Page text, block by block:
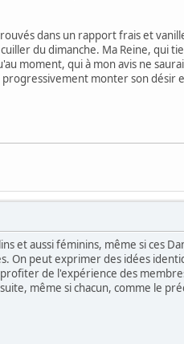
dans un rapport frais et
du dimanche. Ma Reine, qui
moment, qui à mon avis ne
monter son
et aussi féminins, même si ces
On peut exprimer des idées
de l'expérience des
même si chacun, comme le